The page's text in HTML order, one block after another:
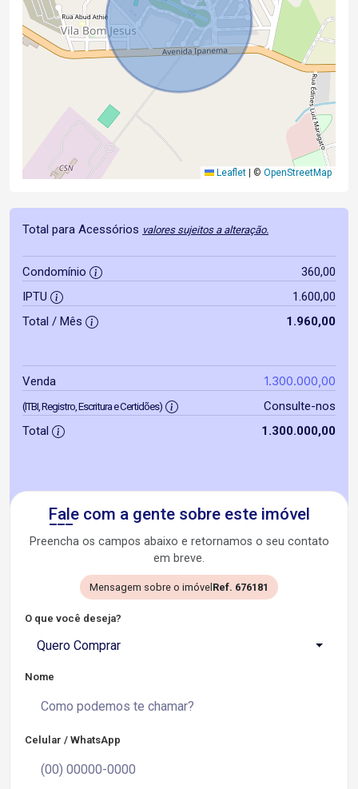
Leaflet © OpenStreetMap
Total para Acessórios valores sujeitos a alteração.
Condomínio
360,00
IPTU
1.600,00
Total / Mês
1.960,00
Venda 1.300.000,00
(ITBI, Registro, Escritura e Certidões)
Consulte-nos
Total
1.300.000,00
Fale com a gente sobre este imóvel
Preencha os campos abaixo e retornamos o seu contato
em breve.
Mensagem sobre o imóvel Ref. 676181
O que você deseja?
Quero Comprar
Nome
Celular / WhatsApp